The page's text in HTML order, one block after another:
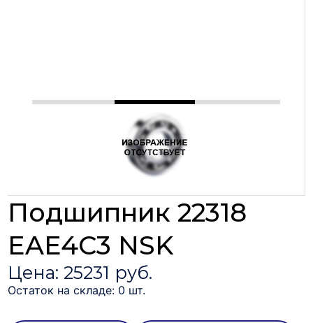
Подшипник 22318
EAE4C3 NSK
Цена: 25231 руб.
Остаток на складе: 0 шт.